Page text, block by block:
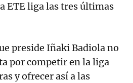
ETE liga las tres últimas
preside Iñaki Badiola no
por competir en la liga
y ofrecer así a las